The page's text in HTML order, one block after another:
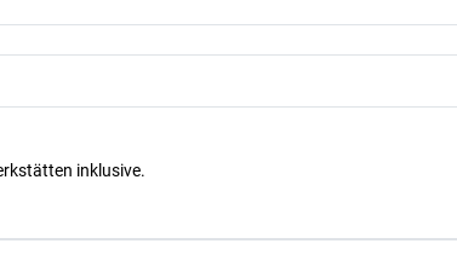
inklusive.